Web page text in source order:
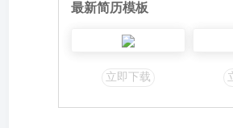
最新简历模板
立即下载